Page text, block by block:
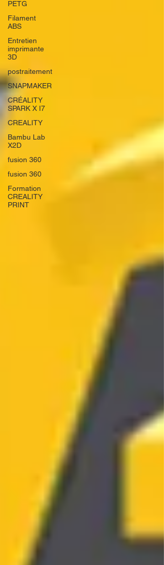
PETG
Filament
ABS
Entretien
imprimante
3D
postraitement
SNAPMAKER
CRÉALITY
SPARK X I7
CREALITY
Bambu Lab
X2D
fusion 360
fusion 360
Formation
CREALITY
PRINT